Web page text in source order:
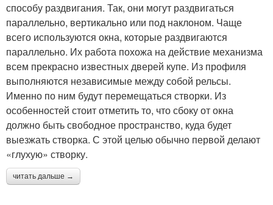
способу раздвигания. Так, они могут раздвигаться
параллельно, вертикально или под наклоном. Чаще
всего используются окна, которые раздвигаются
параллельно. Их работа похожа на действие механизма
всем прекрасно известных дверей купе. Из профиля
выполняются независимые между собой рельсы.
Именно по ним будут перемещаться створки. Из
особенностей стоит отметить то, что сбоку от окна
должно быть свободное пространство, куда будет
выезжать створка. С этой целью обычно первой делают
«глухую» створку.
читать дальше →